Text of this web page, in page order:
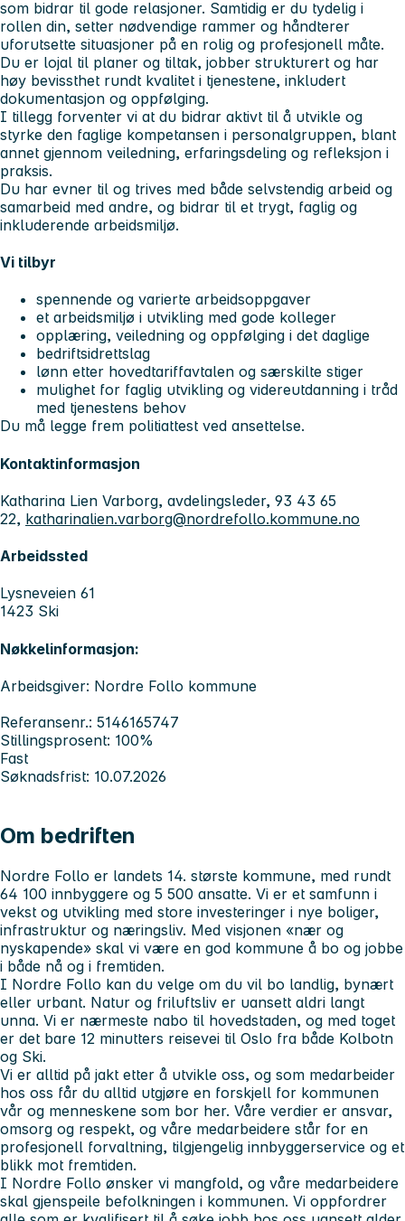
som bidrar til gode relasjoner. Samtidig er du tydelig i
rollen din, setter nødvendige rammer og håndterer
uforutsette situasjoner på en rolig og profesjonell måte.
Du er lojal til planer og tiltak, jobber strukturert og har
høy bevissthet rundt kvalitet i tjenestene, inkludert
dokumentasjon og oppfølging.
I tillegg forventer vi at du bidrar aktivt til å utvikle og
styrke den faglige kompetansen i personalgruppen, blant
annet gjennom veiledning, erfaringsdeling og refleksjon i
praksis.
Du har evner til og trives med både selvstendig arbeid og
samarbeid med andre, og bidrar til et trygt, faglig og
inkluderende arbeidsmiljø.
Vi tilbyr
spennende og varierte arbeidsoppgaver
et arbeidsmiljø i utvikling med gode kolleger
opplæring, veiledning og oppfølging i det daglige
bedriftsidrettslag
lønn etter hovedtariffavtalen og særskilte stiger
mulighet for faglig utvikling og videreutdanning i tråd
med tjenestens behov
Du må legge frem politiattest ved ansettelse.
Kontaktinformasjon
Katharina Lien Varborg, avdelingsleder, 93 43 65
22, katharinalien.varborg@nordrefollo.kommune.no
Arbeidssted
Lysneveien 61
1423 Ski
Nøkkelinformasjon:
Arbeidsgiver: Nordre Follo kommune
Referansenr.: 5146165747
Stillingsprosent: 100%
Fast
Søknadsfrist: 10.07.2026
Om bedriften
Nordre Follo er landets 14. største kommune, med rundt
64 100 innbyggere og 5 500 ansatte. Vi er et samfunn i
vekst og utvikling med store investeringer i nye boliger,
infrastruktur og næringsliv. Med visjonen «nær og
nyskapende» skal vi være en god kommune å bo og jobbe
i både nå og i fremtiden.
I Nordre Follo kan du velge om du vil bo landlig, bynært
eller urbant. Natur og friluftsliv er uansett aldri langt
unna. Vi er nærmeste nabo til hovedstaden, og med toget
er det bare 12 minutters reisevei til Oslo fra både Kolbotn
og Ski.
Vi er alltid på jakt etter å utvikle oss, og som medarbeider
hos oss får du alltid utgjøre en forskjell for kommunen
vår og menneskene som bor her. Våre verdier er ansvar,
omsorg og respekt, og våre medarbeidere står for en
profesjonell forvaltning, tilgjengelig innbyggerservice og et
blikk mot fremtiden.
I Nordre Follo ønsker vi mangfold, og våre medarbeidere
skal gjenspeile befolkningen i kommunen. Vi oppfordrer